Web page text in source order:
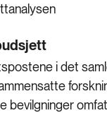
i det
bevilgninger